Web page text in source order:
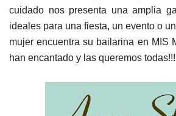
cuidado nos presenta una amplia
ideales para una fiesta, un evento o
mujer encuentra su bailarina en MIS
han encantado y las queremos todas!!!